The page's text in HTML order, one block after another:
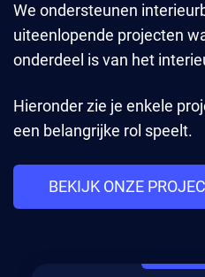
We ondersteunen
uiteenlopende projecten
onderdeel is van het
Hieronder zie je enkele
een belangrijke rol speelt.
BEKIJK ONZE